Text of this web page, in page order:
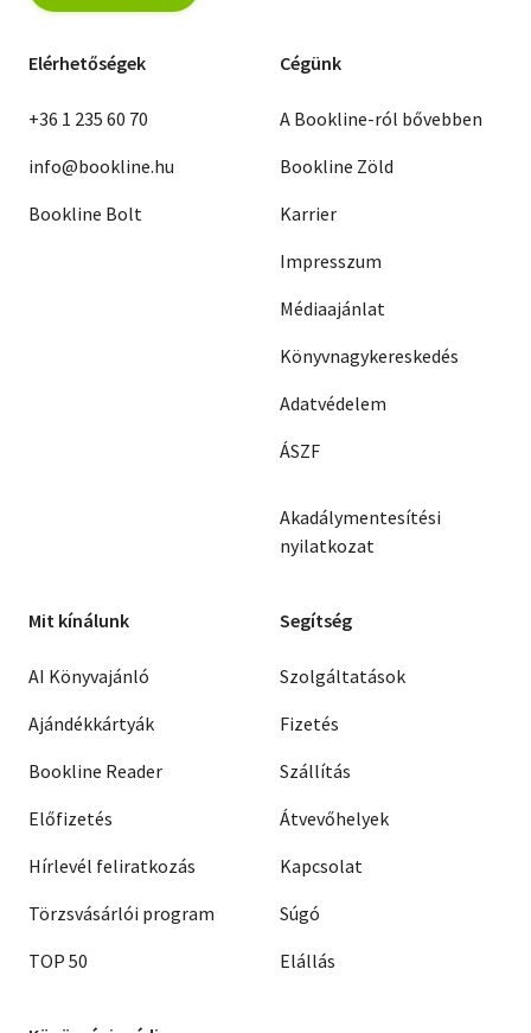
Elérhetőségek
+36 1 235 60 70
info@bookline.hu
Bookline Bolt
Cégünk
A Bookline-ról bővebben
Bookline Zöld
Karrier
Impresszum
Médiaajánlat
Könyvnagykereskedés
Adatvédelem
ÁSZF
Akadálymentesítési
nyilatkozat
Mit kínálunk
AI Könyvajánló
Ajándékkártyák
Bookline Reader
Előfizetés
Hírlevél feliratkozás
Törzsvásárlói program
TOP 50
Segítség
Szolgáltatások
Fizetés
Szállítás
Átvevőhelyek
Kapcsolat
Súgó
Elállás